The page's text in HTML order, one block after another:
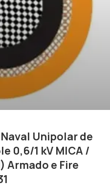
Unipolar de
0,6/1 kV MICA /
Armado e Fire